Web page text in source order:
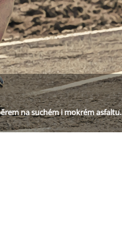
na suchém i mokrém asfaltu.